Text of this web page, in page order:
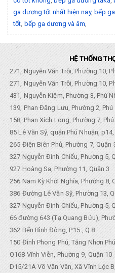
ga dương tốt nhất hiện nay, bếp
tốt bếp ga dương và âm
HỆ THỐNG
271, Nguyễn Văn Trỗi, Phường 10,
271, Nguyễn Văn Trỗi, Phường 10,
431, Nguyễn Kiệm, Phường 3, Phú
139, Phan Đăng Lưu, Phường 2, Phú
158, Phan Xích Long, Phường 7,
85 Lê Văn Sỹ, quận Phú Nhuận,
265 Điện Biên Phủ, Phường 7, Quận
327 Nguyễn Đình Chiểu, Phường 5,
927 Hoàng Sa, Phường 11, Quận 3
256 Nam Kỳ Khởi Nghĩa, Phường 8,
386 Đường Lê Văn Sỹ, Phường 13,
327 Nguyễn Đình Chiểu, Phường 5,
66 đường 643 (Tạ Quang Bửu),
362 Bến Bình Đông, P.15 , Q.8
150 Đình Phong Phú, Tăng Nhơn
Q168 Vĩnh Viễn, Phường 9, Quận 10
D15/21A Võ Văn Vân, Xã Vĩnh Lộc